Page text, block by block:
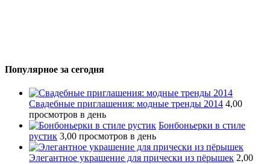
Популярное за сегодня
Свадебные приглашения: модные тренды 2014 4,00
просмотров в день
Бонбоньерки в стиле
рустик 3,00 просмотров в день
Элегантное украшение для прически из пёрышек 2,00